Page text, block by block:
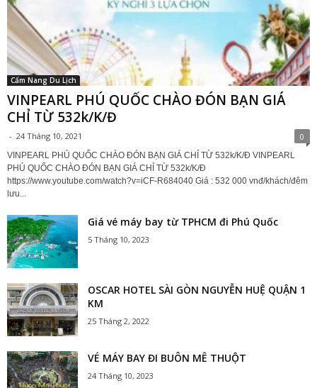
Cẩm Nang Du Lịch
VINPEARL PHÚ QUỐC CHÀO ĐÓN BẠN GIÁ
CHỈ TỪ 532k/K/Đ
- 24 Tháng 10, 2021 0
VINPEARL PHÚ QUỐC CHÀO ĐÓN BẠN GIÁ CHỈ TỪ 532k/K/Đ VINPEARL
PHÚ QUỐC CHÀO ĐÓN BẠN GIÁ CHỈ TỪ 532k/K/Đ
https://www.youtube.com/watch?v=iCF-R684040 Giá : 532 000 vnđ/khách/đêm
lưu...
Giá vé máy bay từ TPHCM đi Phú Quốc
5 Tháng 10, 2023
OSCAR HOTEL SÀI GÒN NGUYỄN HUỆ QUẬN 1
KM
25 Tháng 2, 2022
VÉ MÁY BAY ĐI BUÔN MÊ THUỘT
24 Tháng 10, 2023